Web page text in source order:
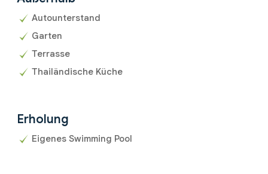
Autounterstand
Garten
Terrasse
Thailändische Küche
Erholung
Eigenes Swimming Pool